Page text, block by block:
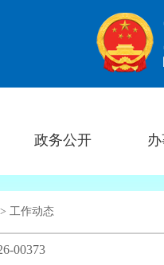
政务公开
工作动态
00373